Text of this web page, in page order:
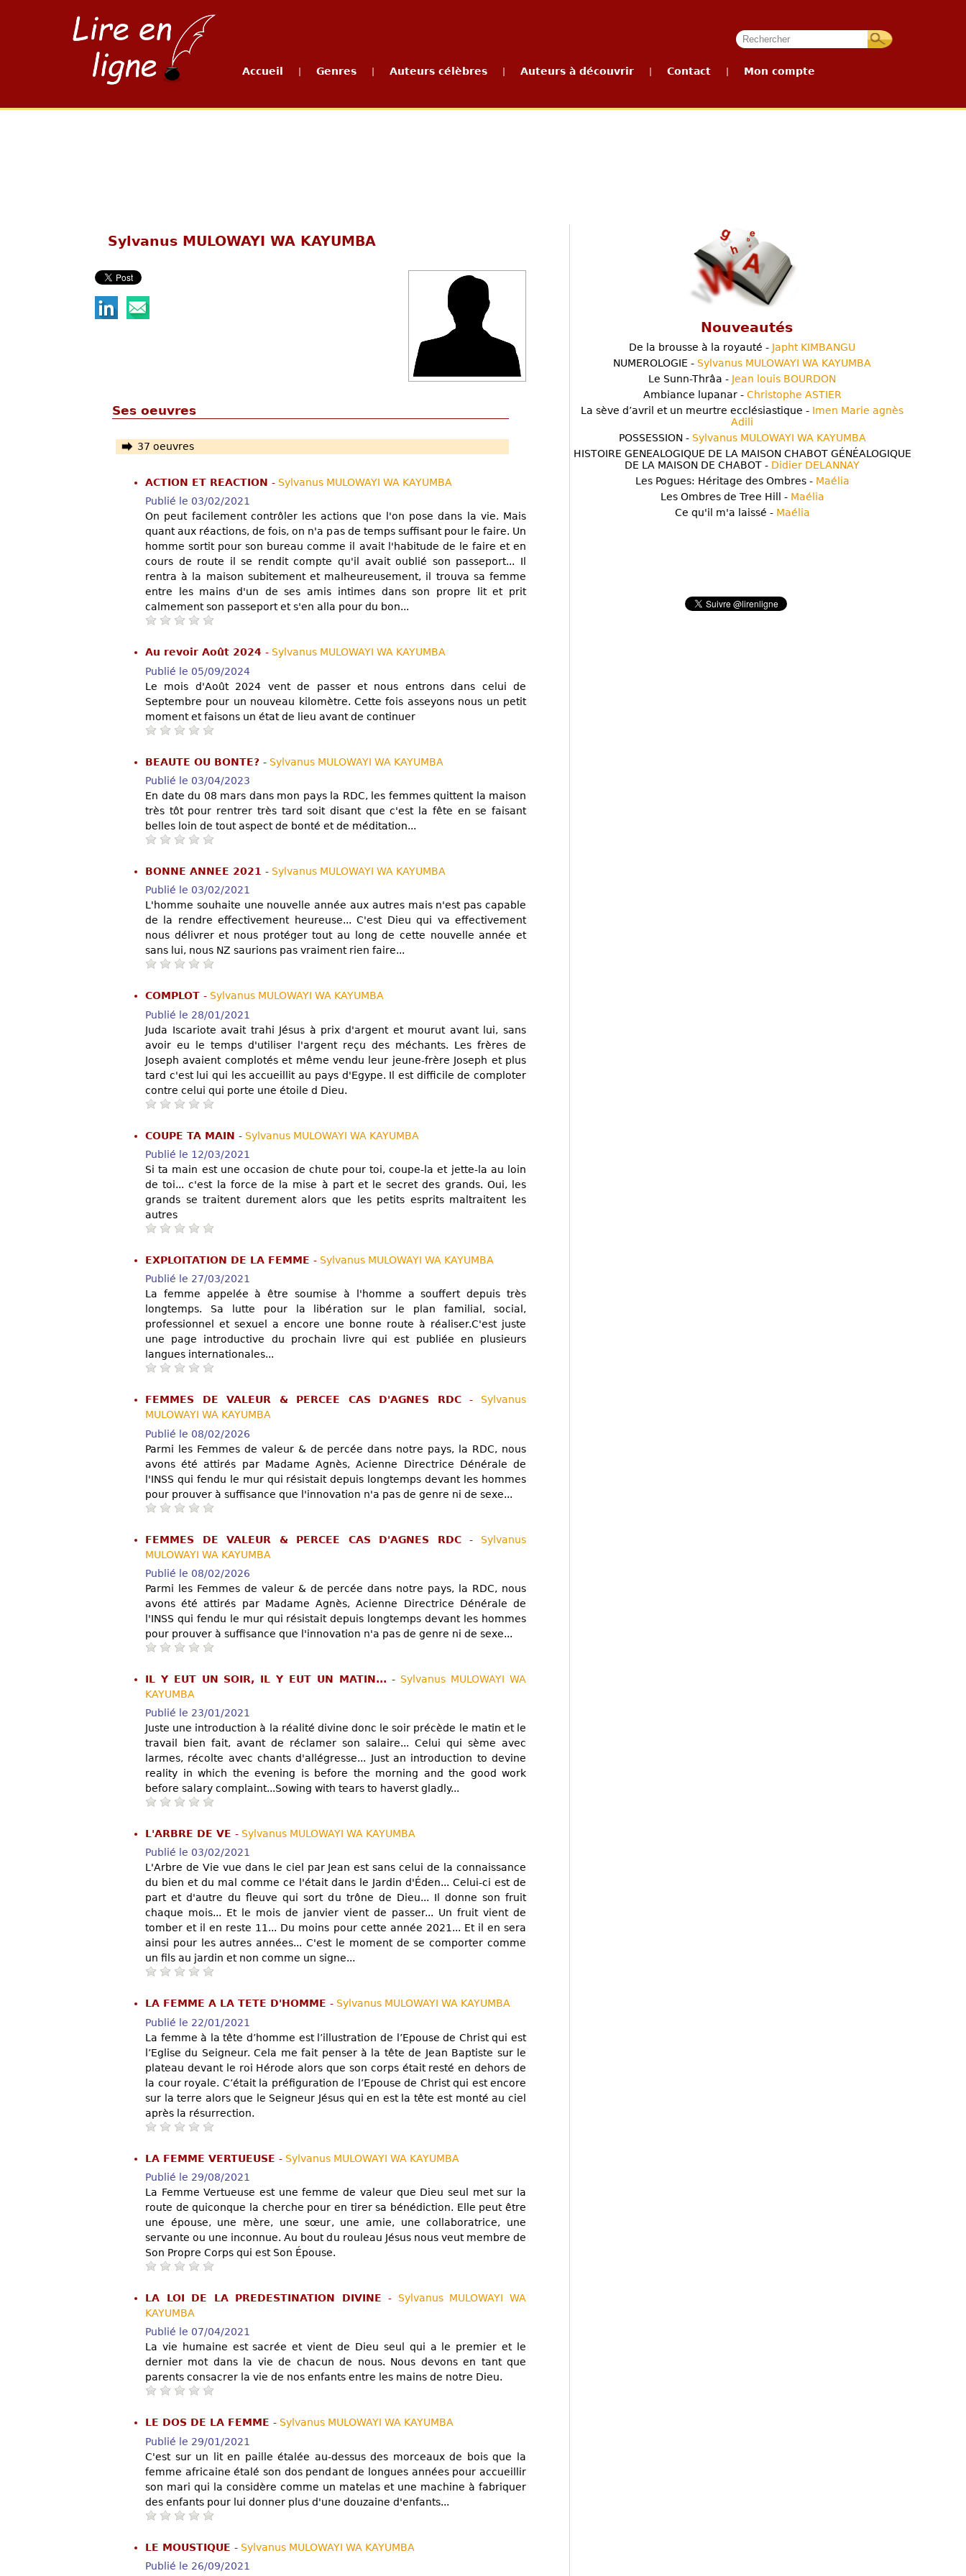
Accueil Genres Auteurs célèbres Auteurs à découvrir Contact Mon compte
Sylvanus MULOWAYI WA KAYUMBA
Ses oeuvres
37 oeuvres
ACTION ET REACTION - Sylvanus MULOWAYI WA KAYUMBA
Publié le 03/02/2021
On peut facilement contrôler les actions que l'on pose dans la vie. Mais
quant aux réactions, de fois, on n'a pas de temps suffisant pour le faire. Un
homme sortit pour son bureau comme il avait l'habitude de le faire et en
cours de route il se rendit compte qu'il avait oublié son passeport... Il
rentra à la maison subitement et malheureusement, il trouva sa femme
entre les mains d'un de ses amis intimes dans son propre lit et prit
calmement son passeport et s'en alla pour du bon...
Au revoir Août 2024 - Sylvanus MULOWAYI WA KAYUMBA
Publié le 05/09/2024
Le mois d'Août 2024 vent de passer et nous entrons dans celui de
Septembre pour un nouveau kilomètre. Cette fois asseyons nous un petit
moment et faisons un état de lieu avant de continuer
BEAUTE OU BONTE? - Sylvanus MULOWAYI WA KAYUMBA
Publié le 03/04/2023
En date du 08 mars dans mon pays la RDC, les femmes quittent la maison
très tôt pour rentrer très tard soit disant que c'est la fête en se faisant
belles loin de tout aspect de bonté et de méditation...
BONNE ANNEE 2021 - Sylvanus MULOWAYI WA KAYUMBA
Publié le 03/02/2021
L'homme souhaite une nouvelle année aux autres mais n'est pas capable
de la rendre effectivement heureuse... C'est Dieu qui va effectivement
nous délivrer et nous protéger tout au long de cette nouvelle année et
sans lui, nous NZ saurions pas vraiment rien faire...
COMPLOT - Sylvanus MULOWAYI WA KAYUMBA
Publié le 28/01/2021
Juda Iscariote avait trahi Jésus à prix d'argent et mourut avant lui, sans
avoir eu le temps d'utiliser l'argent reçu des méchants. Les frères de
Joseph avaient complotés et même vendu leur jeune-frère Joseph et plus
tard c'est lui qui les accueillit au pays d'Egype. Il est difficile de comploter
contre celui qui porte une étoile d Dieu.
COUPE TA MAIN - Sylvanus MULOWAYI WA KAYUMBA
Publié le 12/03/2021
Si ta main est une occasion de chute pour toi, coupe-la et jette-la au loin
de toi... c'est la force de la mise à part et le secret des grands. Oui, les
grands se traitent durement alors que les petits esprits maltraitent les
autres
EXPLOITATION DE LA FEMME - Sylvanus MULOWAYI WA KAYUMBA
Publié le 27/03/2021
La femme appelée à être soumise à l'homme a souffert depuis très
longtemps. Sa lutte pour la libération sur le plan familial, social,
professionnel et sexuel a encore une bonne route à réaliser.C'est juste
une page introductive du prochain livre qui est publiée en plusieurs
langues internationales...
FEMMES DE VALEUR & PERCEE CAS D'AGNES RDC- Sylvanus
MULOWAYI WA KAYUMBA
Publié le 08/02/2026
Parmi les Femmes de valeur & de percée dans notre pays, la RDC, nous
avons été attirés par Madame Agnès, Acienne Directrice Dénérale de
l'INSS qui fendu le mur qui résistait depuis longtemps devant les hommes
pour prouver à suffisance que l'innovation n'a pas de genre ni de sexe...
FEMMES DE VALEUR & PERCEE CAS D'AGNES RDC- Sylvanus
MULOWAYI WA KAYUMBA
Publié le 08/02/2026
Parmi les Femmes de valeur & de percée dans notre pays, la RDC, nous
avons été attirés par Madame Agnès, Acienne Directrice Dénérale de
l'INSS qui fendu le mur qui résistait depuis longtemps devant les hommes
pour prouver à suffisance que l'innovation n'a pas de genre ni de sexe...
IL Y EUT UN SOIR, IL Y EUT UN MATIN...- Sylvanus MULOWAYI WA
KAYUMBA
Publié le 23/01/2021
Juste une introduction à la réalité divine donc le soir précède le matin et le
travail bien fait, avant de réclamer son salaire... Celui qui sème avec
larmes, récolte avec chants d'allégresse... Just an introduction to devine
reality in which the evening is before the morning and the good work
before salary complaint...Sowing with tears to haverst gladly...
L'ARBRE DE VE - Sylvanus MULOWAYI WA KAYUMBA
Publié le 03/02/2021
L'Arbre de Vie vue dans le ciel par Jean est sans celui de la connaissance
du bien et du mal comme ce l'était dans le Jardin d'Éden... Celui-ci est de
part et d'autre du fleuve qui sort du trône de Dieu... Il donne son fruit
chaque mois... Et le mois de janvier vient de passer... Un fruit vient de
tomber et il en reste 11... Du moins pour cette année 2021... Et il en sera
ainsi pour les autres années... C'est le moment de se comporter comme
un fils au jardin et non comme un signe...
LA FEMME A LA TETE D'HOMME - Sylvanus MULOWAYI WA KAYUMBA
Publié le 22/01/2021
La femme à la tête d’homme est l’illustration de l’Epouse de Christ qui est
l’Eglise du Seigneur. Cela me fait penser à la tête de Jean Baptiste sur le
plateau devant le roi Hérode alors que son corps était resté en dehors de
la cour royale. C’était la préfiguration de l’Epouse de Christ qui est encore
sur la terre alors que le Seigneur Jésus qui en est la tête est monté au ciel
après la résurrection.
LA FEMME VERTUEUSE - Sylvanus MULOWAYI WA KAYUMBA
Publié le 29/08/2021
La Femme Vertueuse est une femme de valeur que Dieu seul met sur la
route de quiconque la cherche pour en tirer sa bénédiction. Elle peut être
une épouse, une mère, une sœur, une amie, une collaboratrice, une
servante ou une inconnue. Au bout du rouleau Jésus nous veut membre de
Son Propre Corps qui est Son Épouse.
LA LOI DE LA PREDESTINATION DIVINE- Sylvanus MULOWAYI WA
KAYUMBA
Publié le 07/04/2021
La vie humaine est sacrée et vient de Dieu seul qui a le premier et le
dernier mot dans la vie de chacun de nous. Nous devons en tant que
parents consacrer la vie de nos enfants entre les mains de notre Dieu.
LE DOS DE LA FEMME - Sylvanus MULOWAYI WA KAYUMBA
Publié le 29/01/2021
C'est sur un lit en paille étalée au-dessus des morceaux de bois que la
femme africaine étalé son dos pendant de longues années pour accueillir
son mari qui la considère comme un matelas et une machine à fabriquer
des enfants pour lui donner plus d'une douzaine d'enfants...
LE MOUSTIQUE - Sylvanus MULOWAYI WA KAYUMBA
Publié le 26/09/2021
Nouveautés
De la brousse à la royauté - Japht KIMBANGU
NUMEROLOGIE - Sylvanus MULOWAYI WA KAYUMBA
Le Sunn-Thrâa - Jean louis BOURDON
Ambiance lupanar - Christophe ASTIER
La sève d’avril et un meurtre ecclésiastique - Imen Marie agnès
Adili
POSSESSION - Sylvanus MULOWAYI WA KAYUMBA
HISTOIRE GENEALOGIQUE DE LA MAISON CHABOT GÉNÉALOGIQUE
DE LA MAISON DE CHABOT - Didier DELANNAY
Les Pogues: Héritage des Ombres - Maélia
Les Ombres de Tree Hill - Maélia
Ce qu'il m'a laissé - Maélia